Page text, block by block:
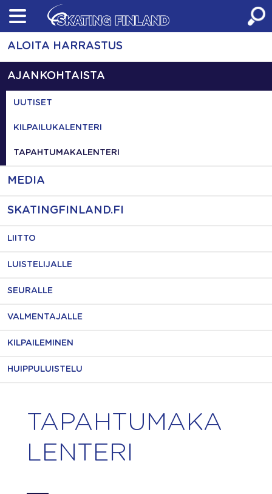
Skip
content
ALOITA HARRASTUS
AJANKOHTAISTA
UUTISET
KILPAILUKALENTERI
TAPAHTUMAKALENTERI
MEDIA
SKATINGFINLAND.FI
LIITTO
LUISTELIJALLE
SEURALLE
VALMENTAJALLE
KILPAILEMINEN
HUIPPULUISTELU
TAPAHTUMAKA
LENTERI